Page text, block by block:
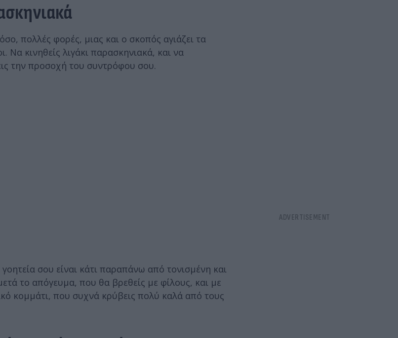
πολλές φορές, μιας και ο σκοπός αγιάζει τα
Να κινηθείς λιγάκι παρασκηνιακά, και να
την προσοχή του συντρόφου σου.
σου είναι κάτι παραπάνω από τονισμένη και
το απόγευμα, που θα βρεθείς με φίλους, και με
κομμάτι, που συχνά κρύβεις πολύ καλά από τους